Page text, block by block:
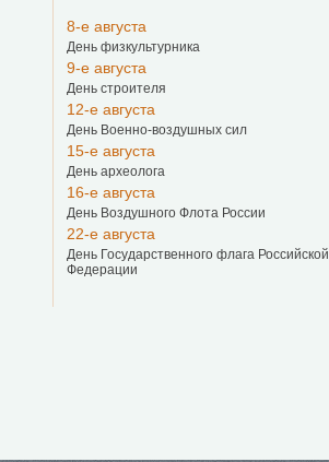
8-е августа
День физкультурника
9-е августа
День строителя
12-е августа
День Военно-воздушных сил
15-е августа
День археолога
16-е августа
День Воздушного Флота России
22-е августа
День Государственного флага Российской
Федерации